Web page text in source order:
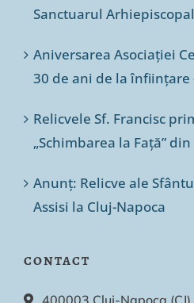
Sanctuarul
Aniversarea Asociației
30 de ani de la înființare
Relicvele Sf. Francisc
„Schimbarea la Față” din
Anunț: Relicve ale
Assisi la Cluj-Napoca
CONTACT
400003 Cluj-Napoca